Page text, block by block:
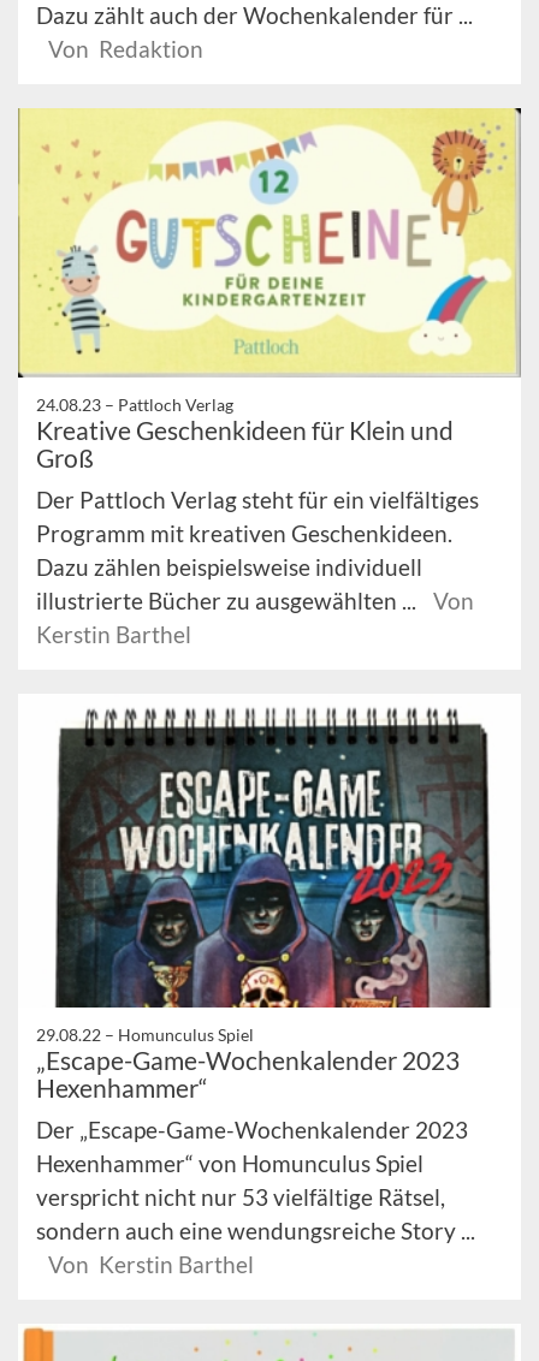
Dazu zählt auch der Wochenkalender für ...
Von Redaktion
24.08.23 – Pattloch Verlag
Kreative Geschenkideen für Klein und
Groß
Der Pattloch Verlag steht für ein vielfältiges
Programm mit kreativen Geschenkideen.
Dazu zählen beispielsweise individuell
illustrierte Bücher zu ausgewählten ...
Von
Kerstin Barthel
29.08.22 – Homunculus Spiel
„Escape-Game-Wochenkalender 2023
Hexenhammer“
Der „Escape-Game-Wochenkalender 2023
Hexenhammer“ von Homunculus Spiel
verspricht nicht nur 53 vielfältige Rätsel,
sondern auch eine wendungsreiche Story ...
Von Kerstin Barthel